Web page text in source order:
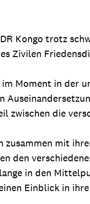
& Materialien:
Kongo trotz
Zivilen
Moment in der
zwischen die
zusammen mit
den
in den
Einblick in